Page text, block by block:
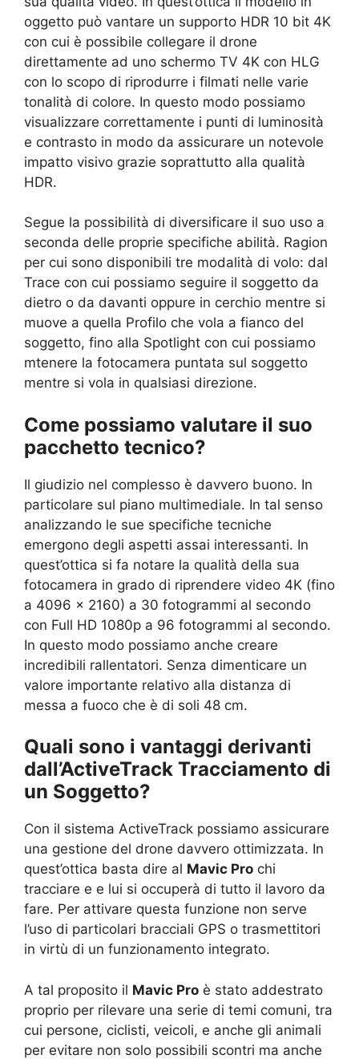
oggetto può vantare un supporto HDR 10 bit 4K
con cui è possibile collegare il drone
direttamente ad uno schermo TV 4K con HLG
con lo scopo di riprodurre i filmati nelle varie
tonalità di colore. In questo modo possiamo
visualizzare correttamente i punti di luminosità
e contrasto in modo da assicurare un notevole
impatto visivo grazie soprattutto alla qualità
HDR.
Segue la possibilità di diversificare il suo uso a
seconda delle proprie specifiche abilità. Ragion
per cui sono disponibili tre modalità di volo: dal
Trace con cui possiamo seguire il soggetto da
dietro o da davanti oppure in cerchio mentre si
muove a quella Profilo che vola a fianco del
soggetto, fino alla Spotlight con cui possiamo
mtenere la fotocamera puntata sul soggetto
mentre si vola in qualsiasi direzione.
Come possiamo valutare il suo
pacchetto tecnico?
Il giudizio nel complesso è davvero buono. In
particolare sul piano multimediale. In tal senso
analizzando le sue specifiche tecniche
emergono degli aspetti assai interessanti. In
quest’ottica si fa notare la qualità della sua
fotocamera in grado di riprendere video 4K (fino
a 4096 x 2160) a 30 fotogrammi al secondo
con Full HD 1080p a 96 fotogrammi al secondo.
In questo modo possiamo anche creare
incredibili rallentatori. Senza dimenticare un
valore importante relativo alla distanza di
messa a fuoco che è di soli 48 cm.
Quali sono i vantaggi derivanti
dall’ActiveTrack Tracciamento di
un Soggetto?
Con il sistema ActiveTrack possiamo assicurare
una gestione del drone davvero ottimizzata. In
quest’ottica basta dire al Mavic Pro chi
tracciare e e lui si occuperà di tutto il lavoro da
fare. Per attivare questa funzione non serve
l’uso di particolari bracciali GPS o trasmettitori
in virtù di un funzionamento integrato.
A tal proposito il Mavic Pro è stato addestrato
proprio per rilevare una serie di temi comuni, tra
cui persone, ciclisti, veicoli, e anche gli animali
per evitare non solo possibili scontri ma anche